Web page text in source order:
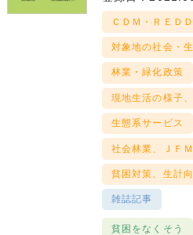
ＣＤＭ・ＲＥＤＤ
対象地の社会・
林業・緑化政策
現地生活の様子
生態系サービス
社会林業、ＪＦ
貧困対策、生計
雑誌記事
貧困をなくそう